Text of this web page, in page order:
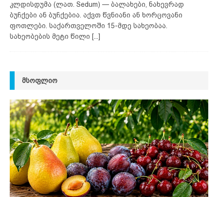
კლდისდუმა (ლათ. Sedum) — ბალახები, ნახევრად
ბუჩქები ან ბუჩქებია. აქვთ წვნიანი ან ხორცოვანი
ფოთლები. საქართველოში 15-მდე სახეობაა.
სახეობების მეტი წილი [...]
ᲛᲡᲝᲤᲚᲘᲝ